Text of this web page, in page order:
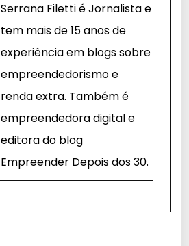
Serrana Filetti é Jornalista e
tem mais de 15 anos de
experiência em blogs sobre
empreendedorismo e
renda extra. Também é
empreendedora digital e
editora do blog
Empreender Depois dos 30.